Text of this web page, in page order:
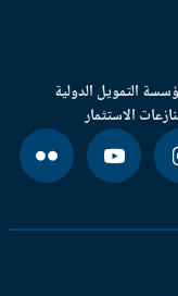
التمويل الدولية
الاستثمار